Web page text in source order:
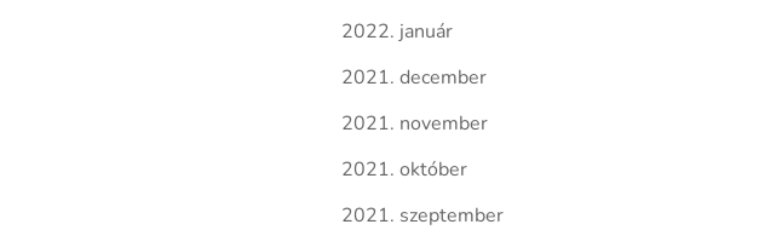
2022. január
2021. december
2021. november
2021. október
2021. szeptember